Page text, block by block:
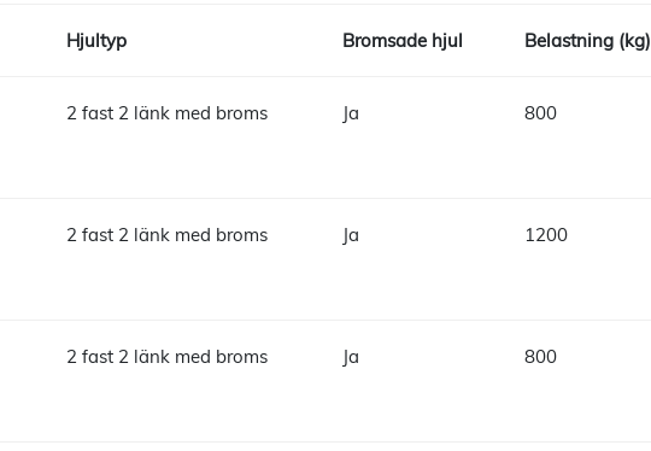
Hjultyp Bromsade hjul Belastning (kg)
2 fast 2 länk med broms Ja 800
2 fast 2 länk med broms Ja 1200
2 fast 2 länk med broms Ja 800